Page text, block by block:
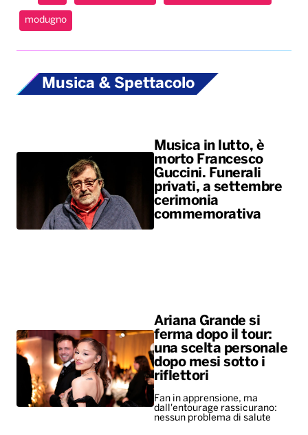
modugno
Musica & Spettacolo
Musica in lutto, è
morto Francesco
Guccini. Funerali
privati, a settembre
cerimonia
commemorativa
Ariana Grande si
ferma dopo il tour:
una scelta personale
dopo mesi sotto i
riflettori
Fan in apprensione, ma
dall'entourage rassicurano:
nessun problema di salute